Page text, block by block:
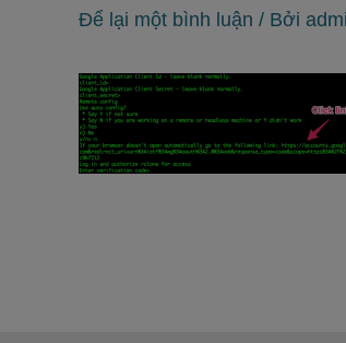
Để lại một bình luận / Bởi